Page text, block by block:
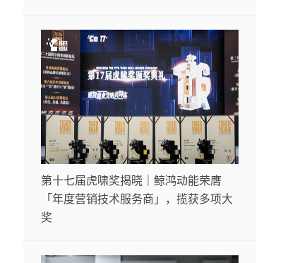
第十七届虎啸奖揭晓｜鲸鸿动能荣膺
「年度营销技术服务商」，揽获多项大
奖